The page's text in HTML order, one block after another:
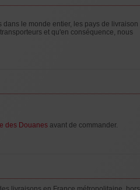
le monde entier, les pays de livraison
et qu'en conséquence, nous
des Douanes avant de commander.